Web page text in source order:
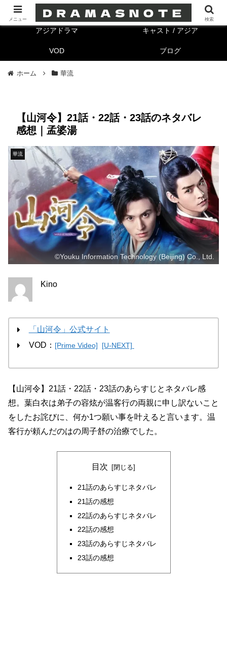
海外ドラマ キャスト/海外
アジアドラマ キャスト / アジア
VOD ブログ
ホーム 華流
【山河令】21話・22話・23話のネタバレ
感想｜孟婆湯
華流
©Youku Information Technology (Beijing) Co., Ltd.
Kino
「山河令」公式サイト
VOD： [Prime Video] [U-NEXT]
【山河令】21話・22話・23話のあらすじとネタバレ感
想。葉白衣は弟子の容炫が温客行の両親に申し訳ないこと
をしたお詫びに、何か1つ願い事を叶えると言います。温
客行が頼んだのはの周子舒の治療でした。
目次
21話のあらすじネタバレ
21話の感想
22話のあらすじネタバレ
22話の感想
23話のあらすじネタバレ
23話の感想
メニュー 検索